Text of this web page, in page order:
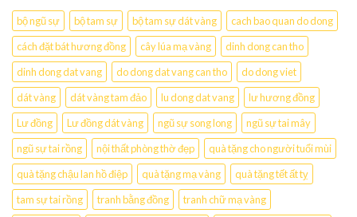
bộ ngũ sự bộ tam sự bộ tam sự dát vàng
cach bao quan do dong
cách đặt bát hương đồng
cây lúa mạ vàng
dinh dong can tho
dinh dong dat vang
do dong dat vang can tho
do dong viet
dát vàng
dát vàng tam đảo lu dong dat vang
lư hương đồng
Lư đồng
Lư đồng dát vàng ngũ sự song long
ngũ sự tai mây
ngũ sự tai rồng
nội thất phòng thờ đẹp
quà tặng cho người tuổi mùi
quà tặng chậu lan hồ điệp
quà tặng mạ vàng
quà tặng tết ất tỵ
tam sự tai rồng
tranh bằng đồng
tranh chữ mạ vàng